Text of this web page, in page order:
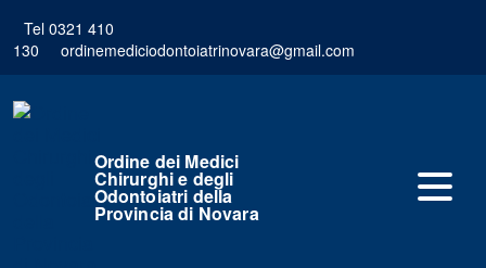
Tel 0321 410
130
ordinemediciodontoiatrinovara@gmail.com
Ordine dei Medici
Chirurghi e degli
Odontoiatri della
Provincia di Novara